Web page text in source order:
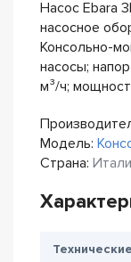
Насос Ebara
насосное
Консольно-
насосы;
м³/ч;
Модель:
Страна: